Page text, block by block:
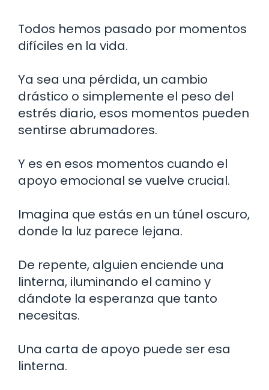
Todos hemos pasado por momentos
difíciles en la vida.
Ya sea una pérdida, un cambio
drástico o simplemente el peso del
estrés diario, esos momentos pueden
sentirse abrumadores.
Y es en esos momentos cuando el
apoyo emocional se vuelve crucial.
Imagina que estás en un túnel oscuro,
donde la luz parece lejana.
De repente, alguien enciende una
linterna, iluminando el camino y
dándote la esperanza que tanto
necesitas.
Una carta de apoyo puede ser esa
linterna.